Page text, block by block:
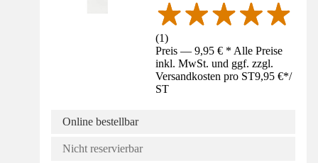
(1)
Preis — 9,95 € * Alle Preise
inkl. MwSt. und ggf. zzgl.
Versandkosten pro ST9,95 €*/
ST
Online bestellbar
Nicht reservierbar